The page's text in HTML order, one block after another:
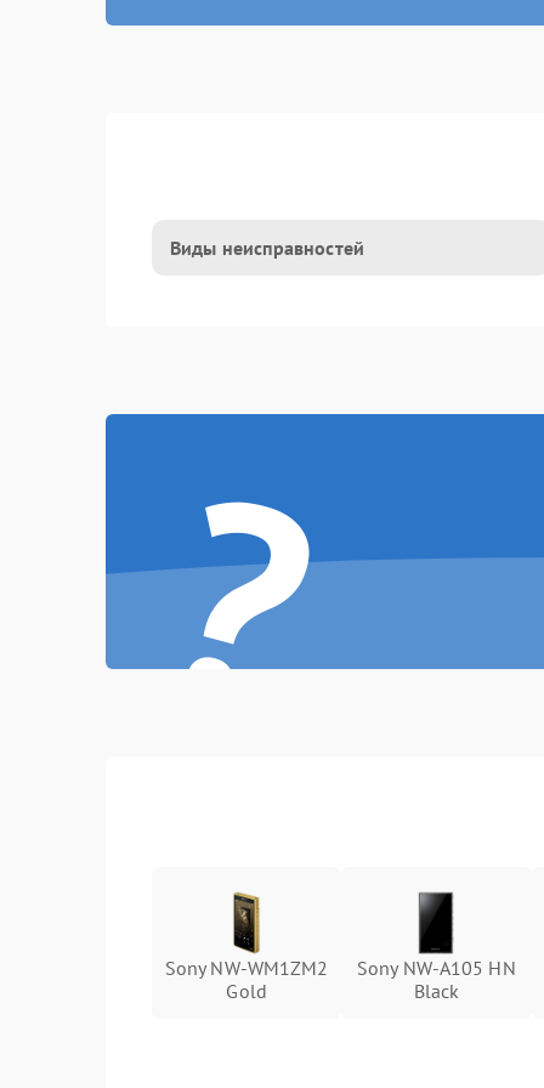
Виды неисправностей
?
Sony NW-WM1ZM2
Gold
Sony NW-A105 HN
Black